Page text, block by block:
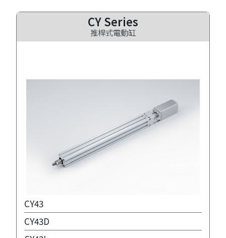
CY Series
推桿式電動缸
CY43
CY43D